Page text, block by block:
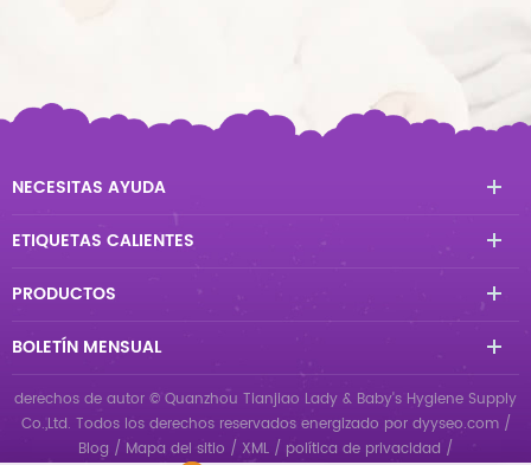
NECESITAS AYUDA
ETIQUETAS CALIENTES
PRODUCTOS
BOLETÍN MENSUAL
derechos de autor © Quanzhou Tianjiao Lady & Baby's Hygiene Supply
Co.,Ltd. Todos los derechos reservados energizado por dyyseo.com /
Blog / Mapa del sitio / XML / política de privacidad /